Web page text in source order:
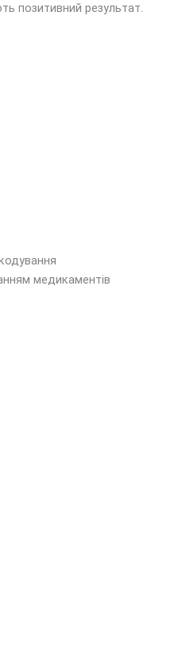
позитивний результат.
медикаментів